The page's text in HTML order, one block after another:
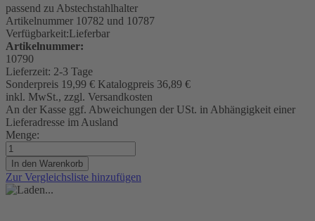
passend zu Abstechstahlhalter
Artikelnummer 10782 und 10787
Verfügbarkeit:Lieferbar
Artikelnummer:
10790
Lieferzeit: 2-3 Tage
Sonderpreis 19,99 € Katalogpreis 36,89 €
inkl. MwSt., zzgl. Versandkosten
An der Kasse ggf. Abweichungen der USt. in Abhängigkeit einer
Lieferadresse im Ausland
Menge:
In den Warenkorb
Zur Vergleichsliste hinzufügen